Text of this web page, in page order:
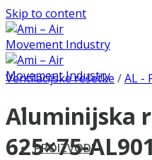
Skip to content
PROIZVODI
Ventilacijske rešetke /AL -
Aluminijska
625×75-